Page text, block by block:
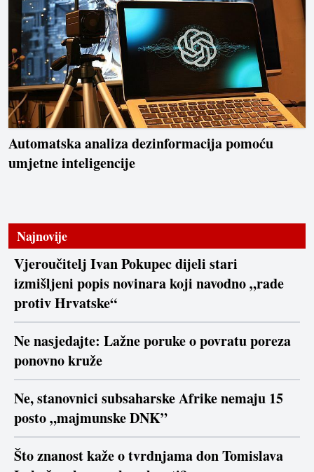
Automatska analiza dezinformacija pomoću
umjetne inteligencije
Najnovije
Vjeroučitelj Ivan Pokupec dijeli stari
izmišljeni popis novinara koji navodno „rade
protiv Hrvatske“
Ne nasjedajte: Lažne poruke o povratu poreza
ponovno kruže
Ne, stanovnici subsaharske Afrike nemaju 15
posto „majmunske DNK”
Što znanost kaže o tvrdnjama don Tomislava